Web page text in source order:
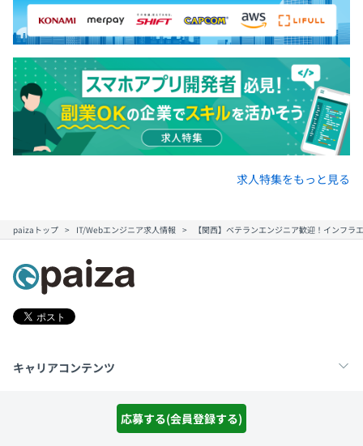
応募する(会員登録する)
求人特集をもっと見る
paizaトップ IT/Webエンジニア求人情報 【関西】ベテランエンジニア歓迎！インフ
キャリアコンテンツ
未経験転職
スキルアップコンテンツ